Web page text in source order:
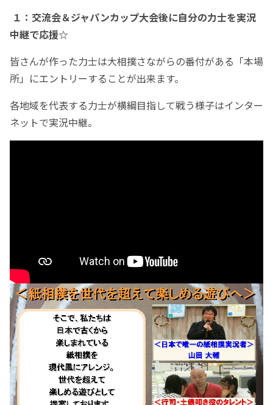
１：交流会＆ジャパンカップ大会後に自分の力士を実況
中継で応援☆
皆さんが作った力士は大相撲さながらの番付がある「本場
所」にエントリーすることが出来ます。
各地域を代表する力士が横綱目指して戦う様子はインター
ネットで実況中継。